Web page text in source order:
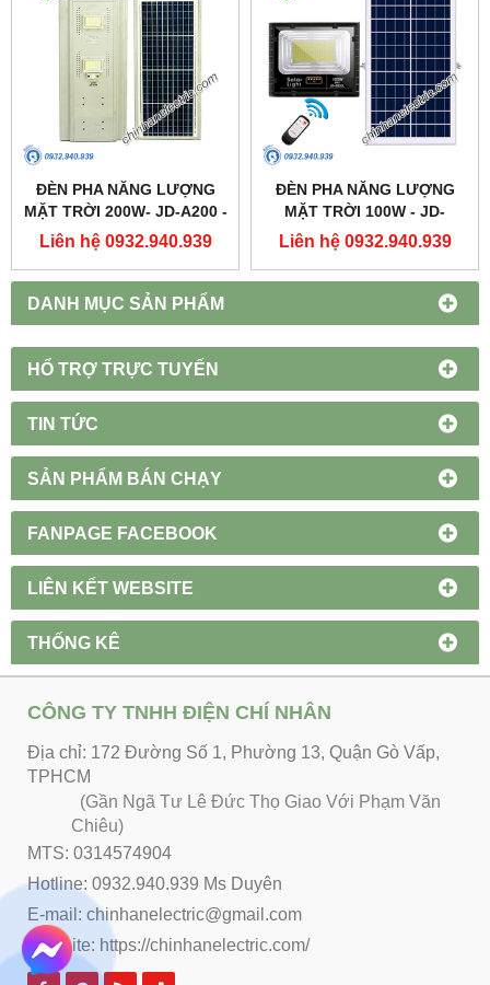
DANH MỤC SẢN PHẨM
HỔ TRỢ TRỰC TUYẾN
TIN TỨC
SẢN PHẨM BÁN CHẠY
FANPAGE FACEBOOK
LIÊN KẾT WEBSITE
THỐNG KÊ
ĐÈN PHA NĂNG LƯỢNG
MẶT TRỜI 200W- JD-A200 -
JINDIAN
Liên hệ 0932.940.939
ĐÈN PHA NĂNG LƯỢNG
MẶT TRỜI 100W - JD-
8800L - JINDIAN
Liên hệ 0932.940.939
CÔNG TY TNHH ĐIỆN CHÍ NHÂN
Địa chỉ: 172 Đường Số 1, Phường 13, Quận Gò Vấp,
TPHCM
(Gần Ngã Tư Lê Đức Thọ Giao Với Phạm Văn
Chiêu)
MTS: 0314574904
Hotline: 0932.940.939 Ms Duyên
E-mail: chinhanelectric@gmail.com
Website: https://chinhanelectric.com/